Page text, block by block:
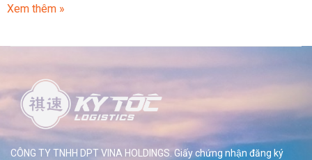
Xem thêm »
CÔNG TY TNHH DPT VINA HOLDINGS. Giấy chứng nhận đăng ký